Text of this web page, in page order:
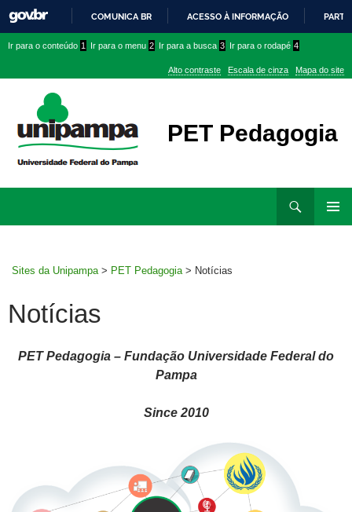
PARA
CONTEÚDO
COMUNICA BR ACESSO À INFORMAÇÃO
conteúdo
menu
superior
menu
Ir para o conteúdo 1 Ir para o menu 2 Ir para a busca 3 Ir para o rodapé 4
Alto contraste Escala de cinza Mapa do site
PET Pedagogia
Sites da Unipampa > PET Pedagogia > Notícias
Notícias
PET Pedagogia – Fundação Universidade Federal do
Pampa
Since 2010